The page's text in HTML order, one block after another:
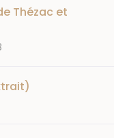
Thézac et